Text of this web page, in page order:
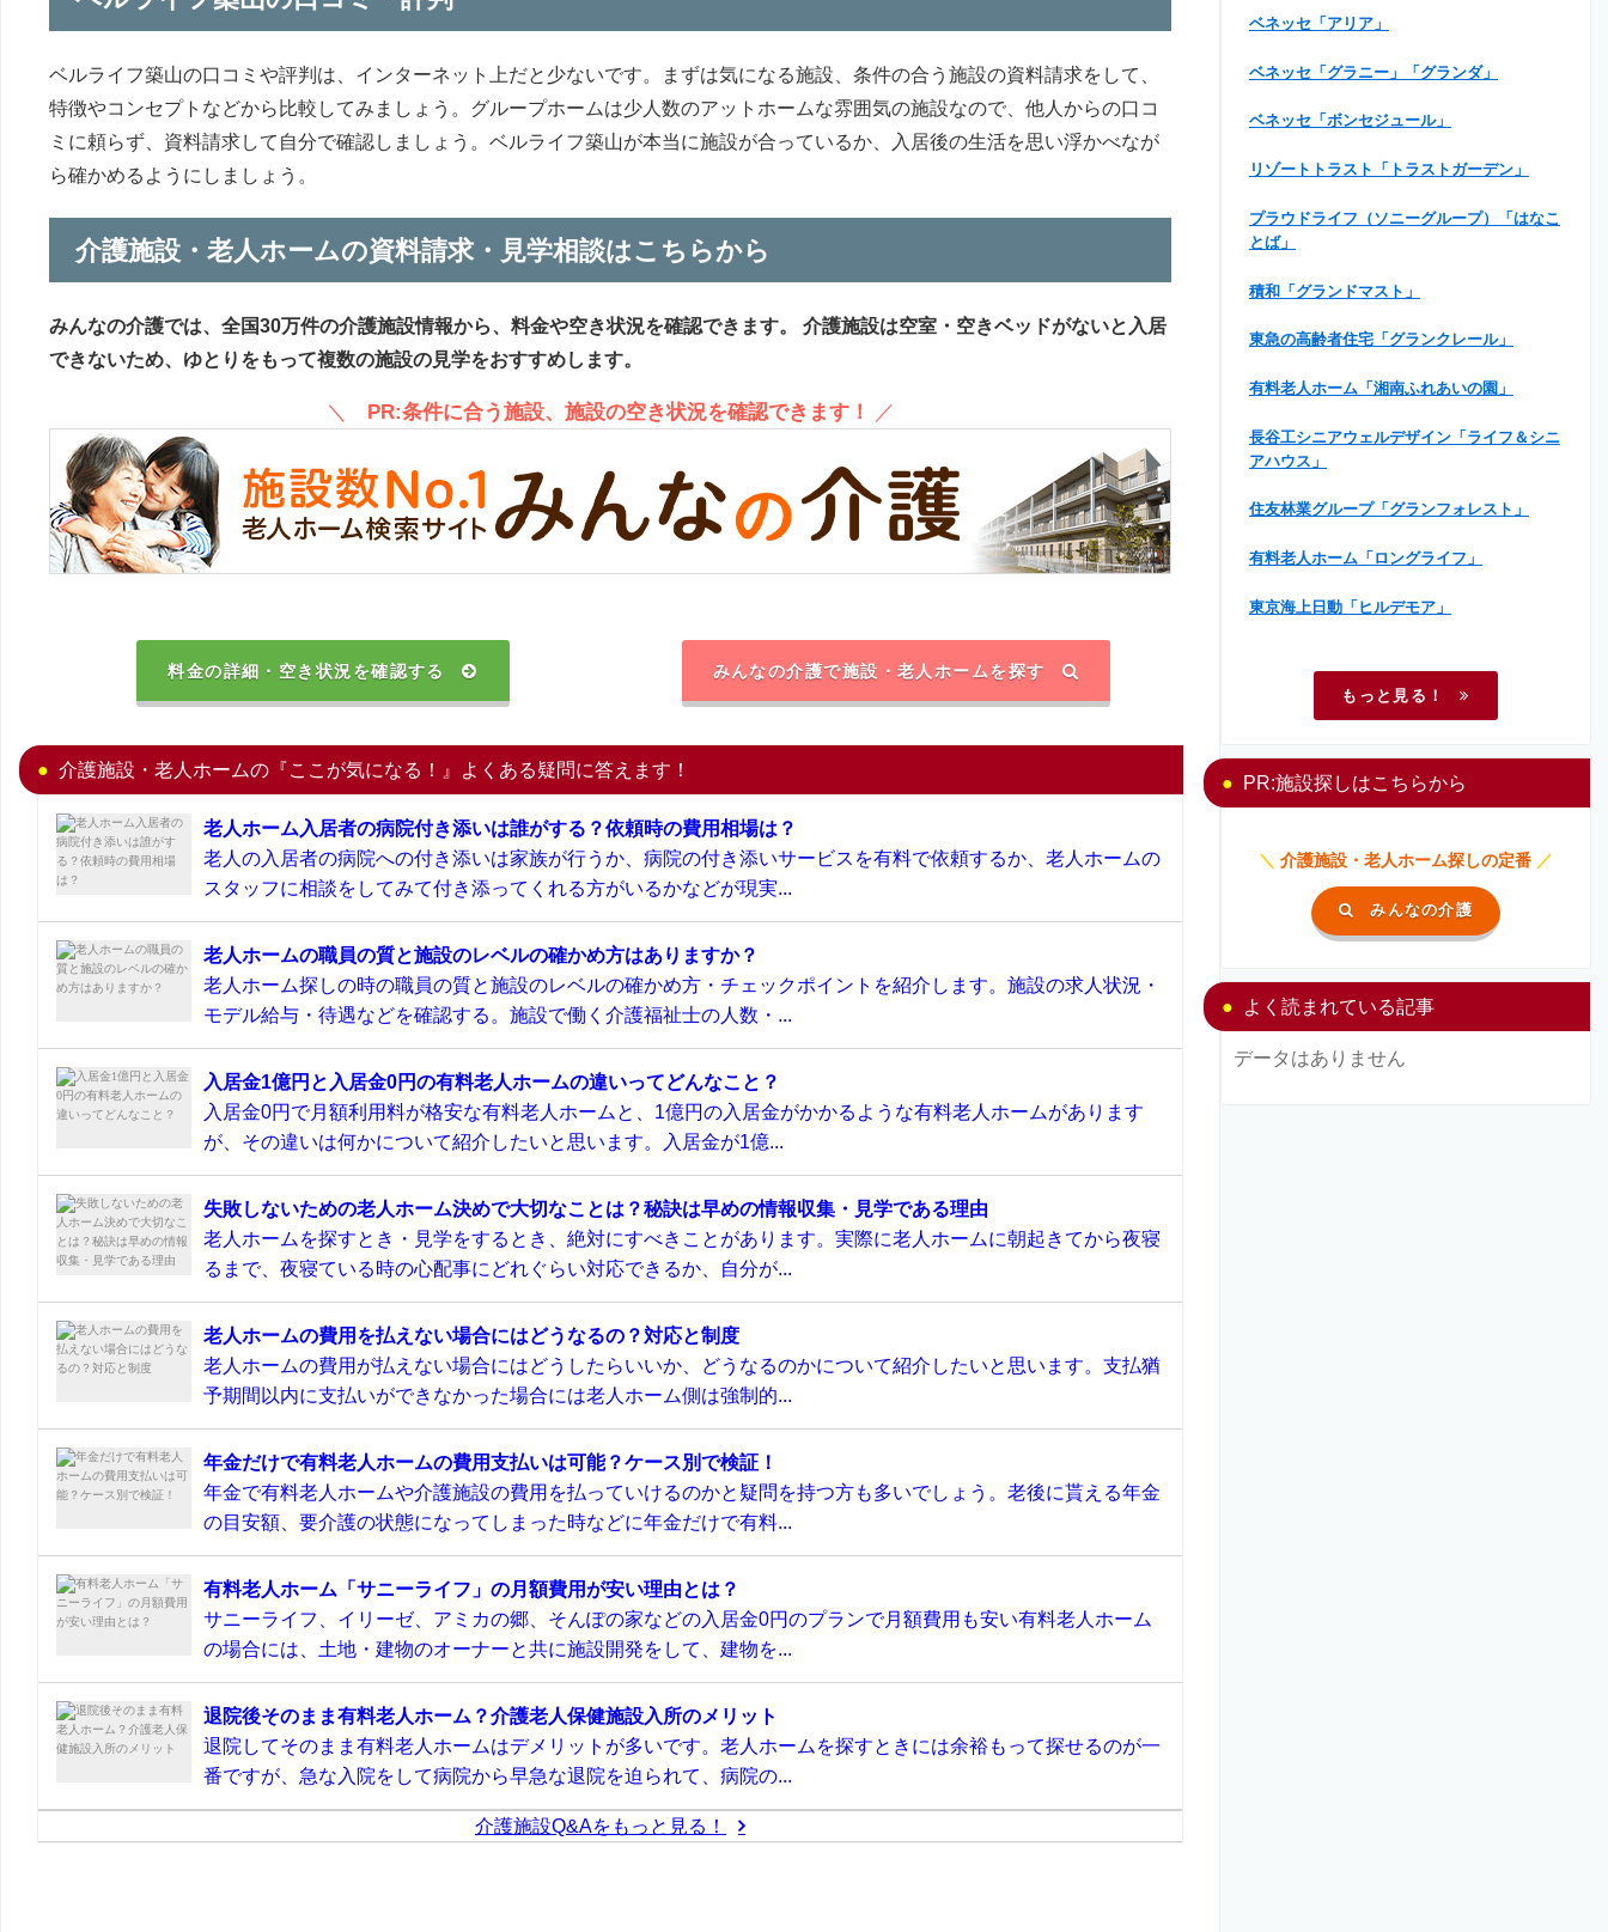
ベルライフ築山の口コミや評判は、インターネット上だと少ないです。まずは気になる施設、条件の合う施設の資料請求をして、
特徴やコンセプトなどから比較してみましょう。グループホームは少人数のアットホームな雰囲気の施設なので、他人からの口コ
ミに頼らず、資料請求して自分で確認しましょう。ベルライフ築山が本当に施設が合っているか、入居後の生活を思い浮かべなが
ら確かめるようにしましょう。
介護施設・老人ホームの資料請求・見学相談はこちらから
みんなの介護では、全国30万件の介護施設情報から、料金や空き状況を確認できます。
介護施設は空室・空きベッドがないと入居
できないため、ゆとりをもって複数の施設の見学をおすすめします。
＼ PR:条件に合う施設、施設の空き状況を確認できます！ ／
料金の詳細・空き状況を確認する みんなの介護で施設・老人ホームを探す
介護施設・老人ホームの『ここが気になる！』よくある疑問に答えます！
老人ホーム入居者の病院付き添いは誰がする？依頼時の費用相場は？
老人の入居者の病院への付き添いは家族が行うか、病院の付き添いサービスを有料で依頼するか、老人ホームの
スタッフに相談をしてみて付き添ってくれる方がいるかなどが現実...
老人ホームの職員の質と施設のレベルの確かめ方はありますか？
老人ホーム探しの時の職員の質と施設のレベルの確かめ方・チェックポイントを紹介します。施設の求人状況・
モデル給与・待遇などを確認する。施設で働く介護福祉士の人数・...
入居金1億円と入居金0円の有料老人ホームの違いってどんなこと？
入居金0円で月額利用料が格安な有料老人ホームと、1億円の入居金がかかるような有料老人ホームがあります
が、その違いは何かについて紹介したいと思います。入居金が1億...
失敗しないための老人ホーム決めで大切なことは？秘訣は早めの情報収集・見学である理由
老人ホームを探すとき・見学をするとき、絶対にすべきことがあります。実際に老人ホームに朝起きてから夜寝
るまで、夜寝ている時の心配事にどれぐらい対応できるか、自分が...
老人ホームの費用を払えない場合にはどうなるの？対応と制度
老人ホームの費用が払えない場合にはどうしたらいいか、どうなるのかについて紹介したいと思います。支払猶
予期間以内に支払いができなかった場合には老人ホーム側は強制的...
年金だけで有料老人ホームの費用支払いは可能？ケース別で検証！
年金で有料老人ホームや介護施設の費用を払っていけるのかと疑問を持つ方も多いでしょう。老後に貰える年金
の目安額、要介護の状態になってしまった時などに年金だけで有料...
有料老人ホーム「サニーライフ」の月額費用が安い理由とは？
サニーライフ、イリーゼ、アミカの郷、そんぽの家などの入居金0円のプランで月額費用も安い有料老人ホーム
の場合には、土地・建物のオーナーと共に施設開発をして、建物を...
退院後そのまま有料老人ホーム？介護老人保健施設入所のメリット
退院してそのまま有料老人ホームはデメリットが多いです。老人ホームを探すときには余裕もって探せるのが一
番ですが、急な入院をして病院から早急な退院を迫られて、病院の...
介護施設Q&Aをもっと見る！
ベネッセ「アリア」
ベネッセ「グラニー」「グランダ」
ベネッセ「ボンセジュール」
リゾートトラスト「トラストガーデン」
プラウドライフ（ソニーグループ）「はなこ
とば」
積和「グランドマスト」
東急の高齢者住宅「グランクレール」
有料老人ホーム「湘南ふれあいの園」
長谷工シニアウェルデザイン「ライフ＆シニ
アハウス」
住友林業グループ「グランフォレスト」
有料老人ホーム「ロングライフ」
東京海上日動「ヒルデモア」
もっと見る！
PR:施設探しはこちらから
＼ 介護施設・老人ホーム探しの定番 ／
みんなの介護
よく読まれている記事
データはありません